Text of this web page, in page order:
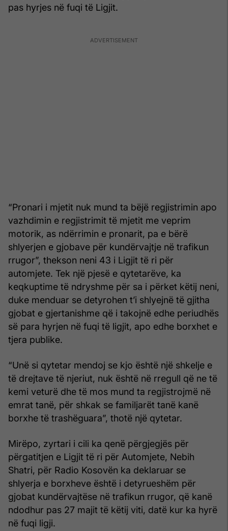
pas hyrjes në fuqi të Ligjit.
“Pronari i mjetit nuk mund ta bëjë regjistrimin apo
vazhdimin e regjistrimit të mjetit me veprim
motorik, as ndërrimin e pronarit, pa e bërë
shlyerjen e gjobave për kundërvajtje në trafikun
rrugor”, thekson neni 43 i Ligjit të ri për
automjete. Tek një pjesë e qytetarëve, ka
keqkuptime të ndryshme për sa i përket këtij neni,
duke menduar se detyrohen t’i shlyejnë të gjitha
gjobat e gjertanishme që i takojnë edhe periudhës
së para hyrjen në fuqi të ligjit, apo edhe borxhet e
tjera publike.
“Unë si qytetar mendoj se kjo është një shkelje e
të drejtave të njeriut, nuk është në rregull që ne të
kemi veturë dhe të mos mund ta regjistrojmë në
emrat tanë, për shkak se familjarët tanë kanë
borxhe të trashëguara”, thotë një qytetar.
Mirëpo, zyrtari i cili ka qenë përgjegjës për
përgatitjen e Ligjit të ri për Automjete, Nebih
Shatri, për Radio Kosovën ka deklaruar se
shlyerja e borxheve është i detyrueshëm për
gjobat kundërvajtëse në trafikun rrugor, që kanë
ndodhur pas 27 majit të këtij viti, datë kur ka hyrë
në fuqi ligji.